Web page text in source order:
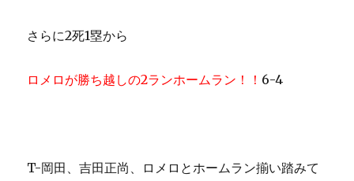
さらに2死1塁から
ロメロが勝ち越しの2ランホームラン！！ 6-4
T-岡田、吉田正尚、ロメロとホームラン揃い踏みて